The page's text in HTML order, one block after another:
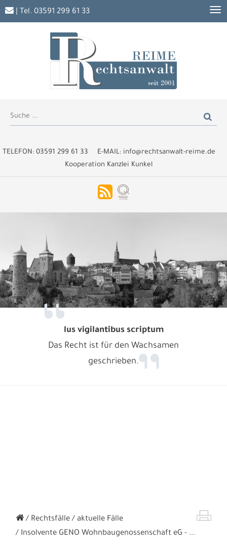
TELEFON: 03591 299 61 33 E-MAIL: info@rechtsanwalt-reime.de
Kooperation Kanzlei Kunkel
| Tel. 03591 299 61 33
lus vigilantibus scriptum
Das Recht ist für den Wachsamen
geschrieben.
Rechtsfälle
aktuelle Fälle
Insolvente GENO Wohnbaugenossenschaft eG - ...